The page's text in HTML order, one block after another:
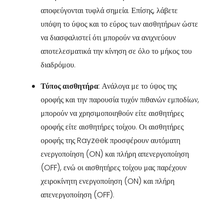
αποφεύγονται τυφλά σημεία. Επίσης, λάβετε
υπόψη το ύψος και το εύρος των αισθητήρων ώστε
να διασφαλιστεί ότι μπορούν να ανιχνεύουν
αποτελεσματικά την κίνηση σε όλο το μήκος του
διαδρόμου.
Τύπος αισθητήρα: Ανάλογα με το ύψος της
οροφής και την παρουσία τυχόν πιθανών εμποδίων,
μπορούν να χρησιμοποιηθούν είτε αισθητήρες
οροφής είτε αισθητήρες τοίχου. Οι αισθητήρες
οροφής της Rayzeek προσφέρουν αυτόματη
ενεργοποίηση (ON) και πλήρη απενεργοποίηση
(OFF), ενώ οι αισθητήρες τοίχου μας παρέχουν
χειροκίνητη ενεργοποίηση (ON) και πλήρη
απενεργοποίηση (OFF).